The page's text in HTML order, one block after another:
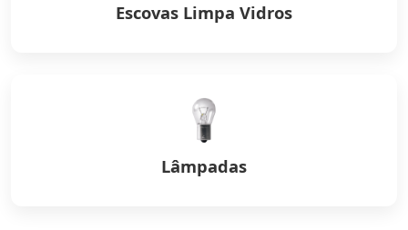
Escovas Limpa Vidros
Lâmpadas